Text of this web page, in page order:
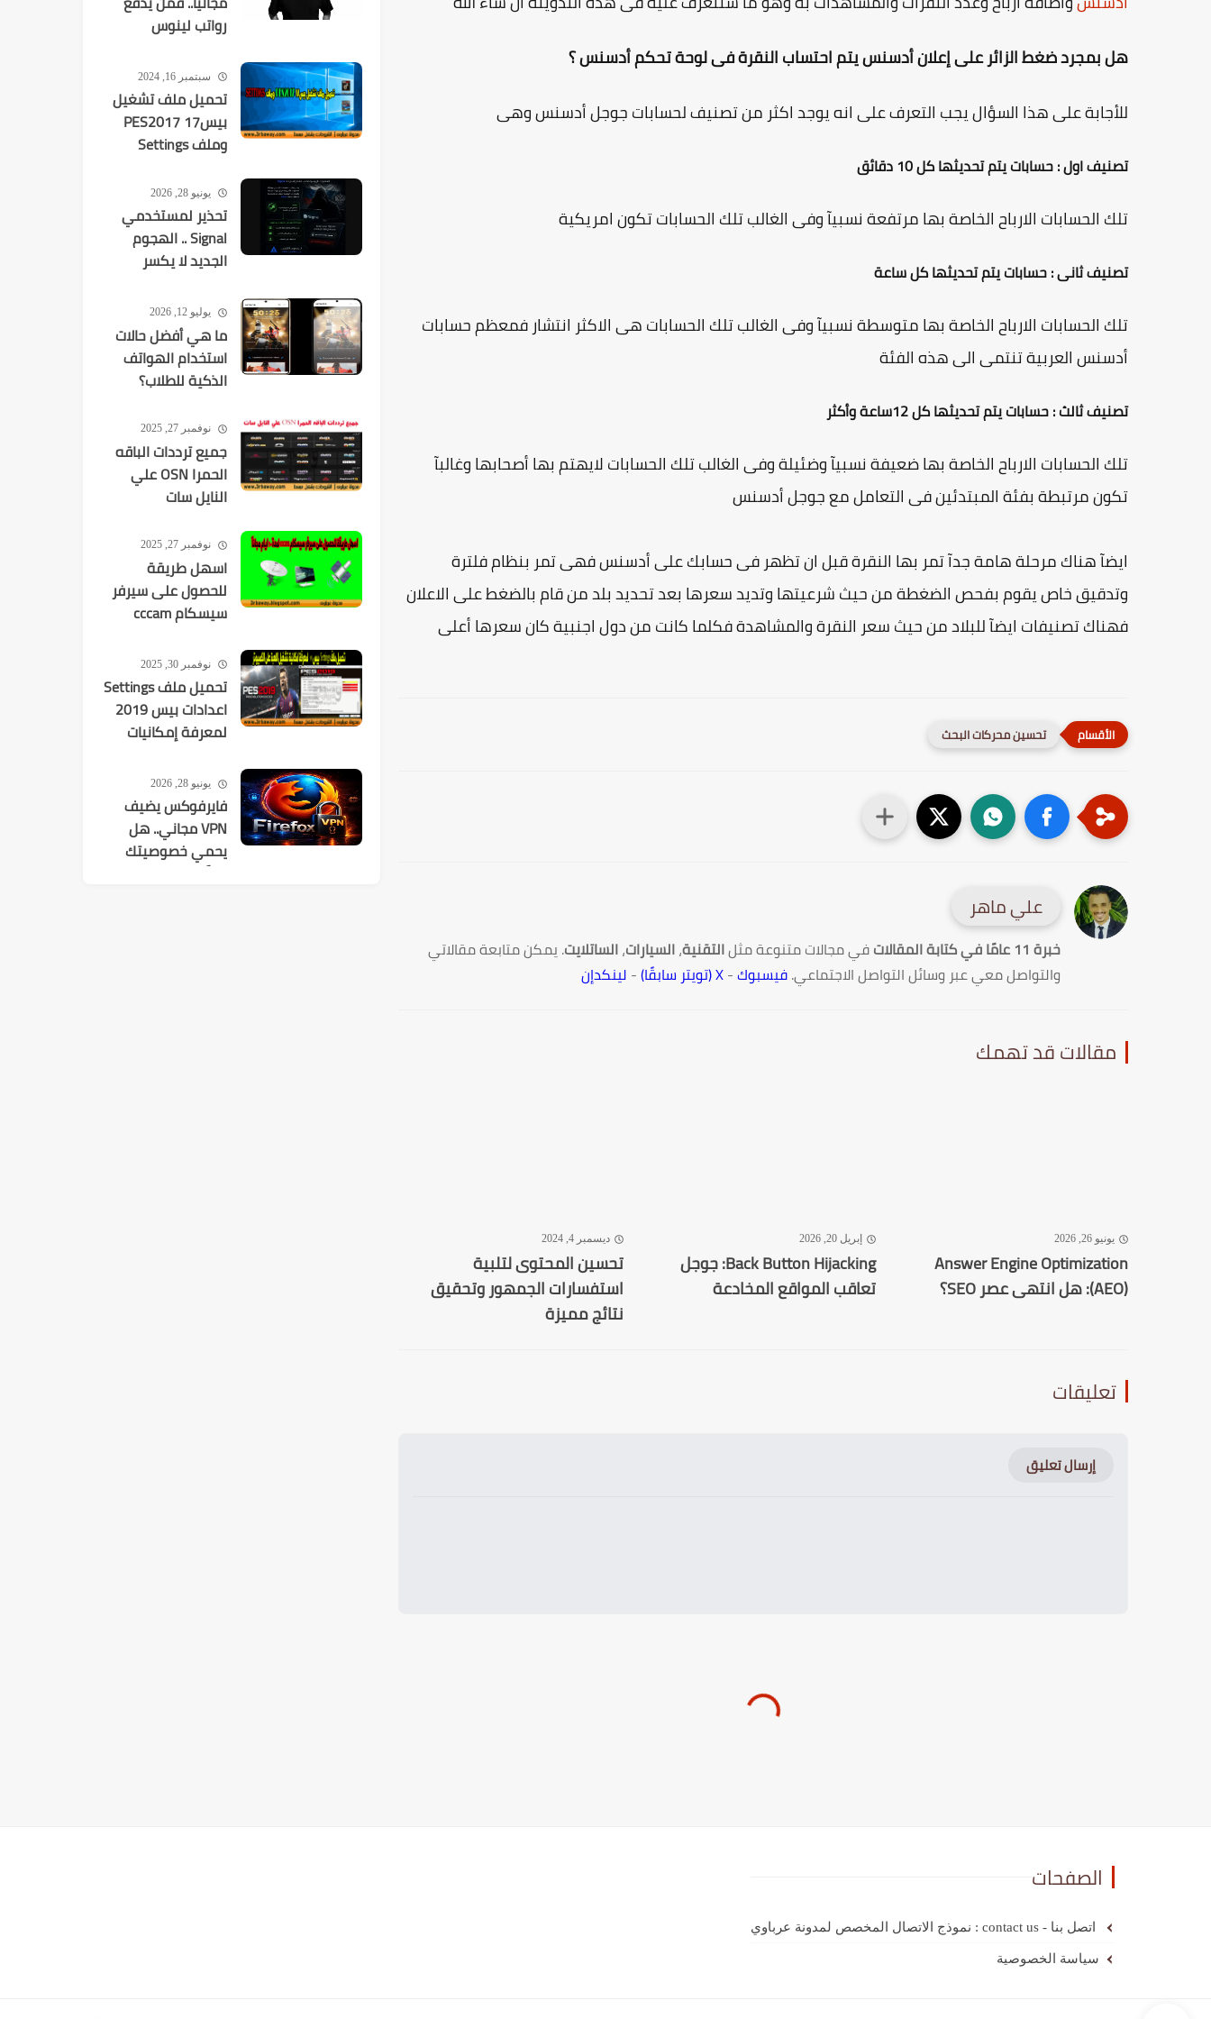
هل بمجرد ضغط الزائر على إعلان أدسنس يتم احتساب النقرة فى لوحة تحكم أدسنس ؟
للأجابة على هذا السؤال يجب التعرف على انه يوجد اكثر من تصنيف لحسابات جوجل أدسنس وهى
تصنيف اول : حسابات يتم تحديثها كل 10 دقائق
تلك الحسابات الارباح الخاصة بها مرتفعة نسبيآ وفى الغالب تلك الحسابات تكون امريكية
تصنيف ثانى : حسابات يتم تحديثها كل ساعة
تلك الحسابات الارباح الخاصة بها متوسطة نسبيآ وفى الغالب تلك الحسابات هى الاكثر انتشار فمعظم حسابات
أدسنس العربية تنتمى الى هذه الفئة
تصنيف ثالث : حسابات يتم تحديثها كل 12ساعة وأكثر
تلك الحسابات الارباح الخاصة بها ضعيفة نسبيآ وضئيلة وفى الغالب تلك الحسابات لايهتم بها أصحابها وغالبآ
تكون مرتبطة بفئة المبتدئين فى التعامل مع جوجل أدسنس
ايضآ هناك مرحلة هامة جدآ تمر بها النقرة قبل ان تظهر فى حسابك على أدسنس فهى تمر بنظام فلترة
وتدقيق خاص يقوم بفحص الضغطة من حيث شرعيتها وتديد سعرها بعد تحديد بلد من قام بالضغط على الاعلان
فهناك تصنيفات ايضآ للبلاد من حيث سعر النقرة والمشاهدة فكلما كانت من دول اجنبية كان سعرها أعلى
تحسين محركات البحث
علي ماهر
خبرة 11 عامًا في كتابة المقالات في مجالات متنوعة مثلالتقنية،السيارات،الساتلايت. يمكن متابعة مقالاتي
والتواصل معي عبر وسائل التواصل الاجتماعي.فيسبوك-X (تويتر سابقًا) - لينكدإن
مقالات قد تهمك
يونيو 26, 2026
Answer Engine Optimization
(AEO): هل انتهى عصر SEO؟
إبريل 20, 2026
Back Button Hijacking: جوجل
تعاقب المواقع المخادعة
ديسمبر 4, 2024
تحسين المحتوى لتلبية
استفسارات الجمهور وتحقيق
نتائج مميزة
تعليقات
إرسال تعليق
رواتب لينوس
المطورين؟
سبتمبر 16, 2024
تحميل ملف تشغيل
بيس17 PES2017
وملف Settings
يونيو 28, 2026
تحذير لمستخدمي
Signal .. الهجوم
الجديد لا يكسر
يستهدفك
يوليو 12, 2026
ما هي أفضل حالات
استخدام الهواتف
الذكية للطلاب؟
نوفمبر 27, 2025
جميع ترددات الباقه
الحمرا OSN علي
النايل سات
نوفمبر 27, 2025
اسهل طريقة
للحصول على سيرفر
سيسكام cccam
نوفمبر 30, 2025
تحميل ملف Settings
اعدادات بيس 2019
لمعرفة إمكانيات
يونيو 28, 2026
فايرفوكس يضيف
VPN مجاني.. هل
يحمي خصوصيتك
فعلًا؟
الصفحات
اتصل بنا - contact us : نموذج الاتصال المخصص لمدونة عرباوي
سياسة الخصوصية